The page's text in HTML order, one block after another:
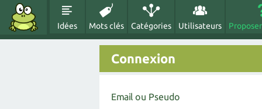
Idées Mots clés Catégories Utilisateurs
Connexion
Email ou Pseudo